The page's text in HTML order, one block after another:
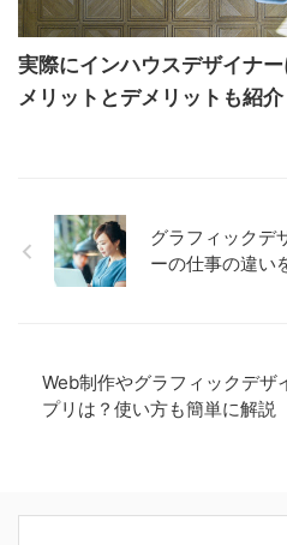
実際にインハウスデザイナー
メリットとデメリットも紹介
グラフィックデ
ーの仕事の違い
Web制作やグラフィックデザ
プリは？使い方も簡単に解説